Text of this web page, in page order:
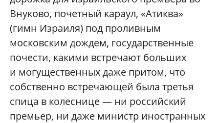
Внуково, почетный караул, «Атиква»
(гимн Израиля) под проливным
московским дождем, государственные
почести, какими встречают больших
и могущественных даже притом, что
собственно встречающей была третья
спица в колеснице — ни российский
премьер, ни даже министр иностранных